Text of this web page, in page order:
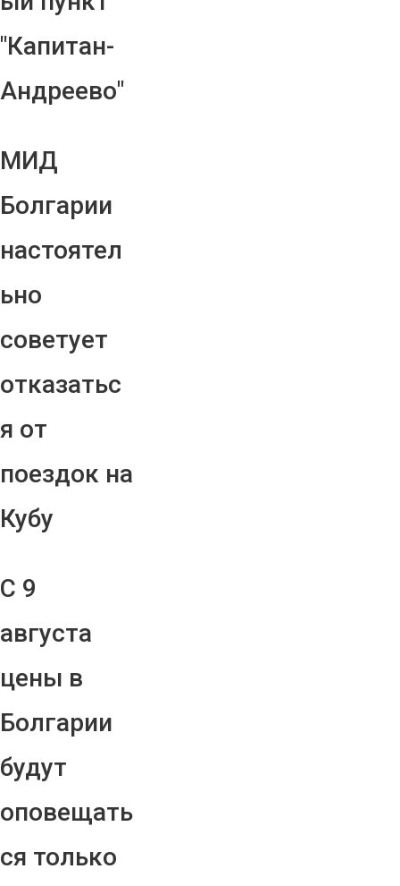
"Капитан-
Андреево"
МИД
Болгарии
настоятел
ьно
советует
отказатьс
я от
поездок на
Кубу
С 9
августа
цены в
Болгарии
будут
оповещать
ся только